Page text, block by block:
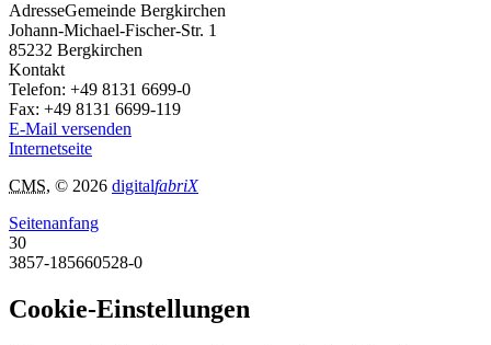
AdresseGemeinde Bergkirchen
Johann-Michael-Fischer-Str. 1
85232 Bergkirchen
Kontakt
Telefon: +49 8131 6699-0
Fax: +49 8131 6699-119
E-Mail versenden
Internetseite
CMS, © 2026 digitalfabriX
Seitenanfang
30
3857-185660528-0
Cookie-Einstellungen